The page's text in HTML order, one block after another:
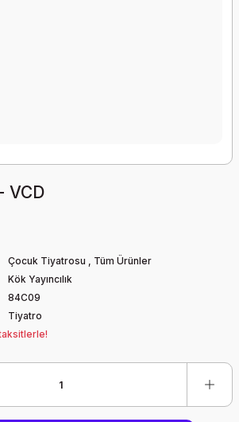
VCD
Çocuk Tiyatrosu , Tüm Ürünler
Kök Yayıncılık
84C09
Tiyatro